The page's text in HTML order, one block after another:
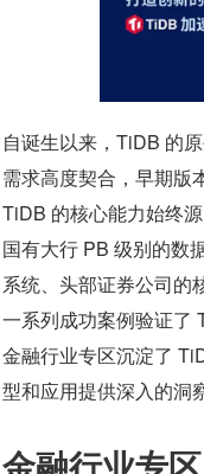
自诞生以来，TiDB 的
需求高度契合，早期版
TiDB 的核心能力始终
国有大行 PB 级别的数
系统、头部证券公司的
一系列成功案例验证了
金融行业专区沉淀了
型和应用提供深入的洞